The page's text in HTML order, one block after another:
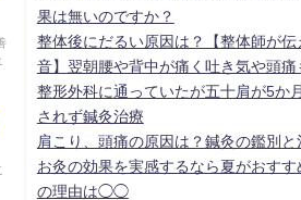
果は無いのですか？
整体後にだるい原因は？【整体師が伝
音】翌朝腰や背中が痛く吐き気や頭痛
整形外科に通っていたが五十肩が5か
されず鍼灸治療
肩こり、頭痛の原因は？鍼灸の鑑別と
お灸の効果を実感するなら夏がおすす
の理由は◯◯